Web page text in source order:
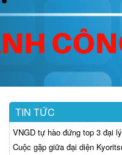
TIN TỨC
VNGD tự hào đứng top 3 đại
Cuộc gặp giữa đại diện